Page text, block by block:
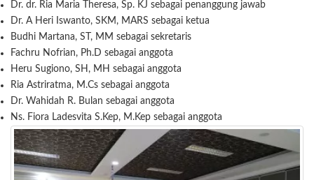
Dr. dr. Ria Maria Theresa, Sp. KJ sebagai penanggung jawab
Dr. A Heri Iswanto, SKM, MARS sebagai ketua
Budhi Martana, ST, MM sebagai sekretaris
Fachru Nofrian, Ph.D sebagai anggota
Heru Sugiono, SH, MH sebagai anggota
Ria Astriratma, M.Cs sebagai anggota
Dr. Wahidah R. Bulan sebagai anggota
Ns. Fiora Ladesvita S.Kep, M.Kep sebagai anggota